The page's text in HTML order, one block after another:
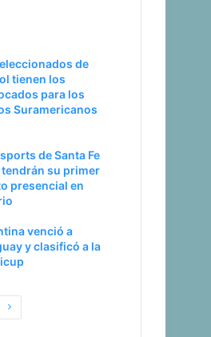
de
tienen los
para los
Suramericanos
de Santa Fe
su primer
presencial en
venció a
y clasificó a la